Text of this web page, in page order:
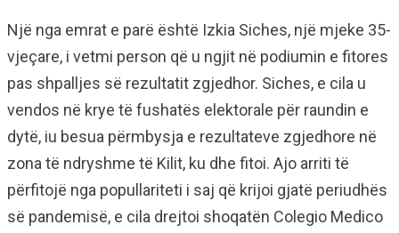
Një nga emrat e parë është Izkia Siches, një mjeke 35-
vjeçare, i vetmi person që u ngjit në podiumin e fitores
pas shpalljes së rezultatit zgjedhor. Siches, e cila u
vendos në krye të fushatës elektorale për raundin e
dytë, iu besua përmbysja e rezultateve zgjedhore në
zona të ndryshme të Kilit, ku dhe fitoi. Ajo arriti të
përfitojë nga popullariteti i saj që krijoi gjatë periudhës
së pandemisë, e cila drejtoi shoqatën Colegio Medico